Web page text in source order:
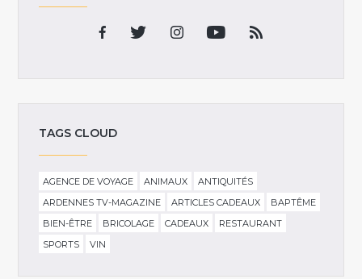
TAGS CLOUD
AGENCE DE VOYAGE ANIMAUX
ANTIQUITÉS
ARDENNES TV-MAGAZINE
ARTICLES CADEAUX
BAPTÊME
BIEN-ÊTRE
BRICOLAGE CADEAUX
RESTAURANT
SPORTS
VIN